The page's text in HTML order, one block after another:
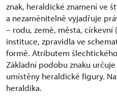
znak, heraldické znamení ve
a nezaměnitelně vyjadřuje
– rodu, země, města, církevní
instituce, zpravidla ve
formě. Atributem
Základní podobu znaku
umístěny heraldické figury.
heraldika.